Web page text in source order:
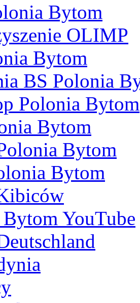
Bytom
OLIMP
Bytom
BS Polonia
Polonia Bytom
Bytom
Bytom
Bytom
YouTube